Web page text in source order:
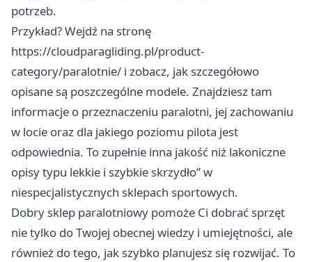
potrzeb.
Przykład? Wejdź na stronę
https://cloudparagliding.pl/product-
category/paralotnie/ i zobacz, jak szczegółowo
opisane są poszczególne modele. Znajdziesz tam
informacje o przeznaczeniu paralotni, jej zachowaniu
w locie oraz dla jakiego poziomu pilota jest
odpowiednia. To zupełnie inna jakość niż lakoniczne
opisy typu lekkie i szybkie skrzydło” w
niespecjalistycznych sklepach sportowych.
Dobry sklep paralotniowy pomoże Ci dobrać sprzęt
nie tylko do Twojej obecnej wiedzy i umiejętności, ale
również do tego, jak szybko planujesz się rozwijać. To